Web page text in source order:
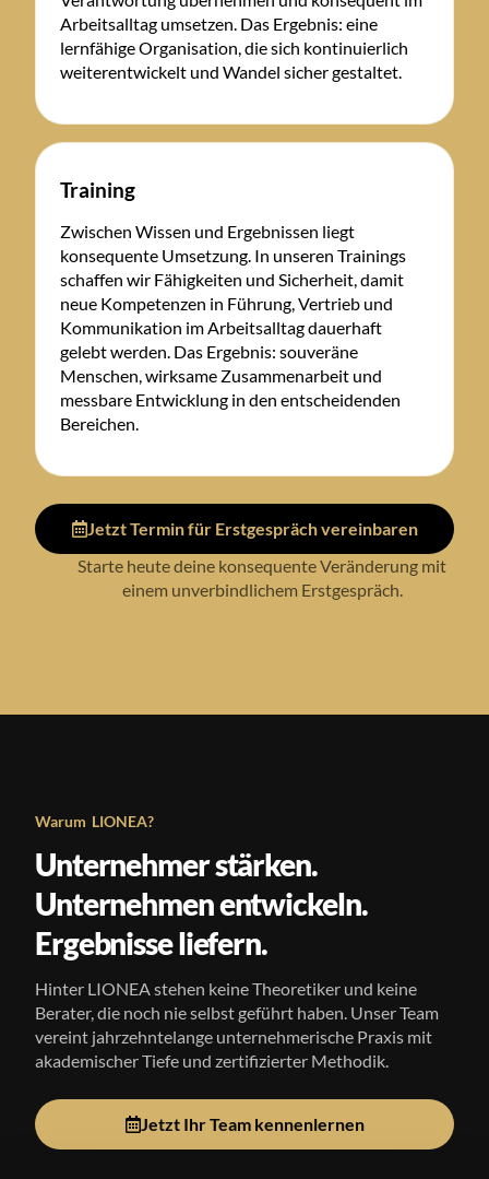
Arbeitsalltag umsetzen. Das Ergebnis: eine
lernfähige Organisation, die sich kontinuierlich
weiterentwickelt und Wandel sicher gestaltet.
Training
Zwischen Wissen und Ergebnissen liegt
konsequente Umsetzung. In unseren Trainings
schaffen wir Fähigkeiten und Sicherheit, damit
neue Kompetenzen in Führung, Vertrieb und
Kommunikation im Arbeitsalltag dauerhaft
gelebt werden. Das Ergebnis: souveräne
Menschen, wirksame Zusammenarbeit und
messbare Entwicklung in den entscheidenden
Bereichen.
Jetzt Termin für Erstgespräch vereinbaren
Starte heute deine konsequente Veränderung mit
einem unverbindlichem Erstgespräch.
Warum LIONEA?
Unternehmer stärken.
Unternehmen entwickeln.
Ergebnisse liefern.
Hinter LIONEA stehen keine Theoretiker und keine
Berater, die noch nie selbst geführt haben. Unser Team
vereint jahrzehntelange unternehmerische Praxis mit
akademischer Tiefe und zertifizierter Methodik.
Jetzt Ihr Team kennenlernen